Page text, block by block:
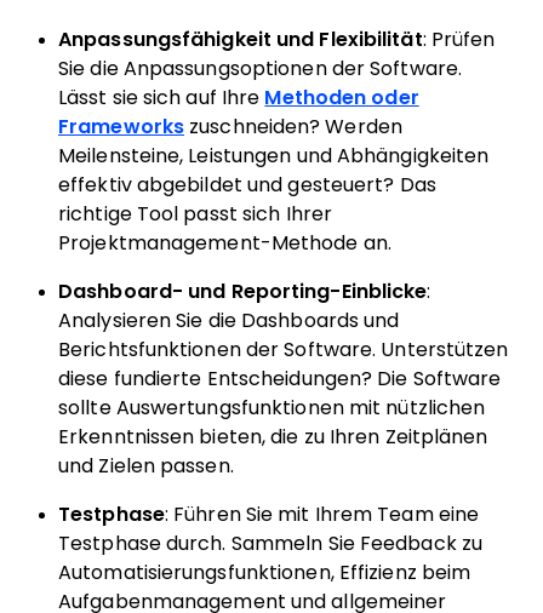
Anpassungsfähigkeit und Flexibilität: Prüfen
Sie die Anpassungsoptionen der Software.
Lässt sie sich auf Ihre Methoden oder
Frameworks zuschneiden? Werden
Meilensteine, Leistungen und Abhängigkeiten
effektiv abgebildet und gesteuert? Das
richtige Tool passt sich Ihrer
Projektmanagement-Methode an.
Dashboard- und Reporting-Einblicke:
Analysieren Sie die Dashboards und
Berichtsfunktionen der Software. Unterstützen
diese fundierte Entscheidungen? Die Software
sollte Auswertungsfunktionen mit nützlichen
Erkenntnissen bieten, die zu Ihren Zeitplänen
und Zielen passen.
Testphase: Führen Sie mit Ihrem Team eine
Testphase durch. Sammeln Sie Feedback zu
Automatisierungsfunktionen, Effizienz beim
Aufgabenmanagement und allgemeiner